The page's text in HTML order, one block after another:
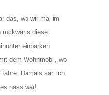
das, wo wir mal im
rückwärts diese
einparken
dem Wohnmobil, wo
fahre. Damals sah ich
nass war!